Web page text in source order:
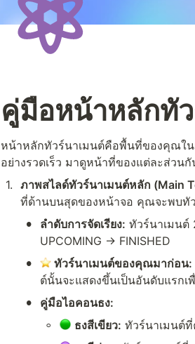
คู่มือหน้าหลักทั
หน้าหลักทัวร์นาเมนต์คือพื้นที่ของคุณใน
อย่างรวดเร็ว มาดูหน้าที่ของแต่ละส่วนกั
1. ภาพสไลด์ทัวร์นาเมนต์หลัก (Main
ที่ด้านบนสุดของหน้าจอ คุณจะพบทั
• ลำดับการจัดเรียง: ทัวร์นาเมนต์
UPCOMING → FINISHED
• ทัวร์นาเมนต์ของคุณมาก่อน:
ต์นั้นจะแสดงขึ้นเป็นอันดับแรก
• คู่มือไอคอนธง:
◦ ธงสีเขียว: ทัวร์นาเมนต์